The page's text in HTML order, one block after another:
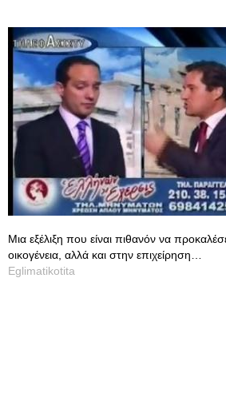
Μια εξέλιξη που είναι πιθανόν να
οικογένεια, αλλά και στην επιχείρηση…
Eglimatikotita